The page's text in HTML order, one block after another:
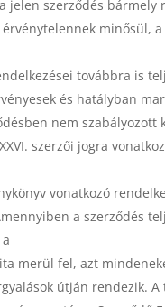
jelen szerződés bármely
minősül, a
továbbra is
és hatályban
nem szabályozott
szerzői jogra
vonatkozó
a szerződés
merül fel, azt
útján rendezik. A